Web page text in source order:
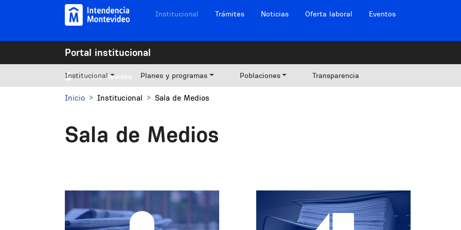
Pasar al contenido principal Navegación sitios
Institucional Trámites Noticias Oferta laboral Eventos
Portal institucional
Mi Montevideo
Institucional Planes y programas Poblaciones Transparencia
Inicio Institucional Sala de Medios
Sala de Medios